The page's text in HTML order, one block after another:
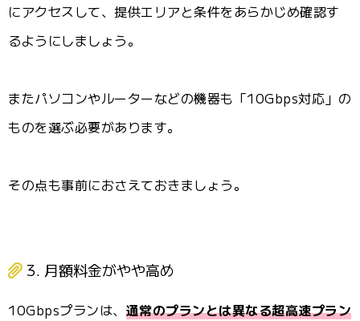
にアクセスして、提供エリアと条件をあらかじめ確認す
るようにしましょう。
またパソコンやルーターなどの機器も「10Gbps対応」の
ものを選ぶ必要があります。
その点も事前におさえておきましょう。
3. 月額料金がやや高め
10Gbpsプランは、 通常のプランとは異なる超高速プラン